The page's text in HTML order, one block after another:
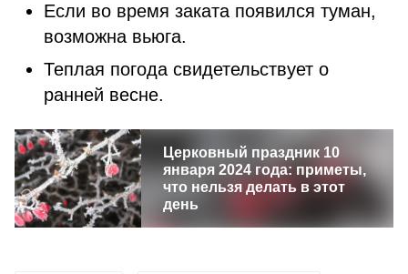
Если во время заката появился туман,
возможна вьюга.
Теплая погода свидетельствует о
ранней весне.
Церковный праздник 10
января 2024 года: приметы,
что нельзя делать в этот
день